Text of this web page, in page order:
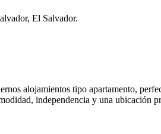
El Salvador.
alojamientos tipo apartamento,
independencia y una ubicación